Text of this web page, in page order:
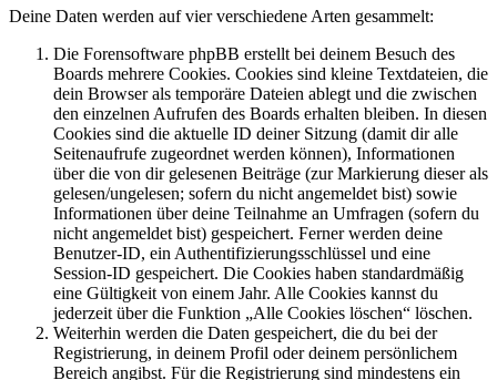
Deine Daten werden auf vier verschiedene Arten gesammelt:
Die Forensoftware phpBB erstellt bei deinem Besuch des
Boards mehrere Cookies. Cookies sind kleine Textdateien, die
dein Browser als temporäre Dateien ablegt und die zwischen
den einzelnen Aufrufen des Boards erhalten bleiben. In diesen
Cookies sind die aktuelle ID deiner Sitzung (damit dir alle
Seitenaufrufe zugeordnet werden können), Informationen
über die von dir gelesenen Beiträge (zur Markierung dieser als
gelesen/ungelesen; sofern du nicht angemeldet bist) sowie
Informationen über deine Teilnahme an Umfragen (sofern du
nicht angemeldet bist) gespeichert. Ferner werden deine
Benutzer-ID, ein Authentifizierungsschlüssel und eine
Session-ID gespeichert. Die Cookies haben standardmäßig
eine Gültigkeit von einem Jahr. Alle Cookies kannst du
jederzeit über die Funktion „Alle Cookies löschen“ löschen.
Weiterhin werden die Daten gespeichert, die du bei der
Registrierung, in deinem Profil oder deinem persönlichem
Bereich angibst. Für die Registrierung sind mindestens ein